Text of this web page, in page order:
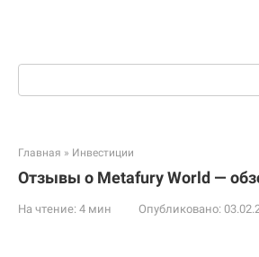
Поиск:
Главная » Инвестиции
Отзывы о Metafury World —
На чтение: 4 мин Опубликовано: